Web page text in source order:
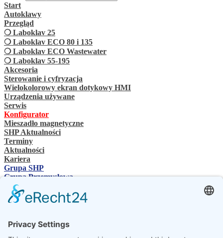
Start
Autoklawy
Przegląd
❍ Laboklav 25
❍ Laboklav ECO 80 i 135
❍ Laboklav ECO Wastewater
❍ Laboklav 55-195
Akcesoria
Sterowanie i cyfryzacja
Wielokolorowy ekran dotykowy HMI
Urządzenia używane
Serwis
Konfigurator
Mieszadło magnetyczne
SHP Aktualności
Terminy
Aktualności
Kariera
Grupa SHP
Grupa Przemysłowa
Osoba kontaktowa
Kontakt
Sprzedawcy specjalistyczni
Pliki do pobrania SHP